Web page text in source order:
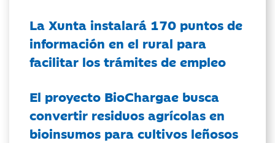
La Xunta instalará 170 puntos de
información en el rural para
facilitar los trámites de empleo
El proyecto BioChargae busca
convertir residuos agrícolas en
bioinsumos para cultivos leñosos